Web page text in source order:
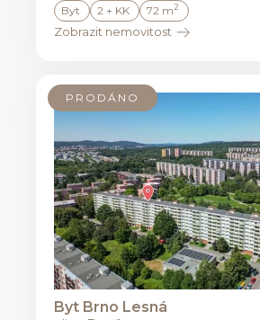
Byt 2 + KK 72 m2
Zobrazit nemovitost
Byt Brno Lesná
PRODÁNO